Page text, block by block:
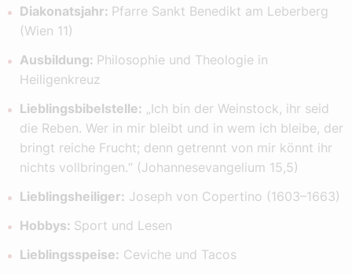
Diakonatsjahr: Pfarre Sankt Benedikt am Leberberg
(Wien 11)
Ausbildung: Philosophie und Theologie in
Heiligenkreuz
Lieblingsbibelstelle: „Ich bin der Weinstock, ihr seid
die Reben. Wer in mir bleibt und in wem ich bleibe, der
bringt reiche Frucht; denn getrennt von mir könnt ihr
nichts vollbringen.“ (Johannesevangelium 15,5)
Lieblingsheiliger: Joseph von Copertino (1603–1663)
Hobbys: Sport und Lesen
Lieblingsspeise: Ceviche und Tacos